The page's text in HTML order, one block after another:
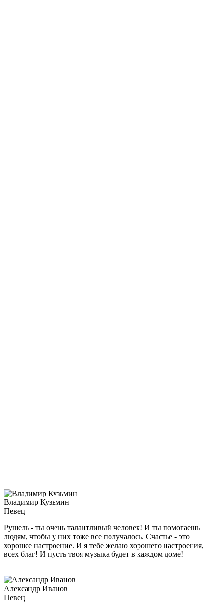
Владимир Кузьмин
Певец
Рушель - ты очень талантливый человек! И ты помогаешь
людям, чтобы у них тоже все получалось. Счастье - это
хорошее настроение. И я тебе желаю хорошего настроения,
всех благ! И пусть твоя музыка будет в каждом доме!
Александр Иванов
Певец